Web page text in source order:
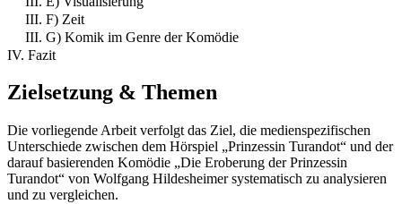
III. F) Zeit
III. G) Komik im Genre der Komödie
IV. Fazit
Zielsetzung & Themen
Die vorliegende Arbeit verfolgt das Ziel, die medienspezifischen
Unterschiede zwischen dem Hörspiel „Prinzessin Turandot“ und der
darauf basierenden Komödie „Die Eroberung der Prinzessin
Turandot“ von Wolfgang Hildesheimer systematisch zu analysieren
und zu vergleichen.